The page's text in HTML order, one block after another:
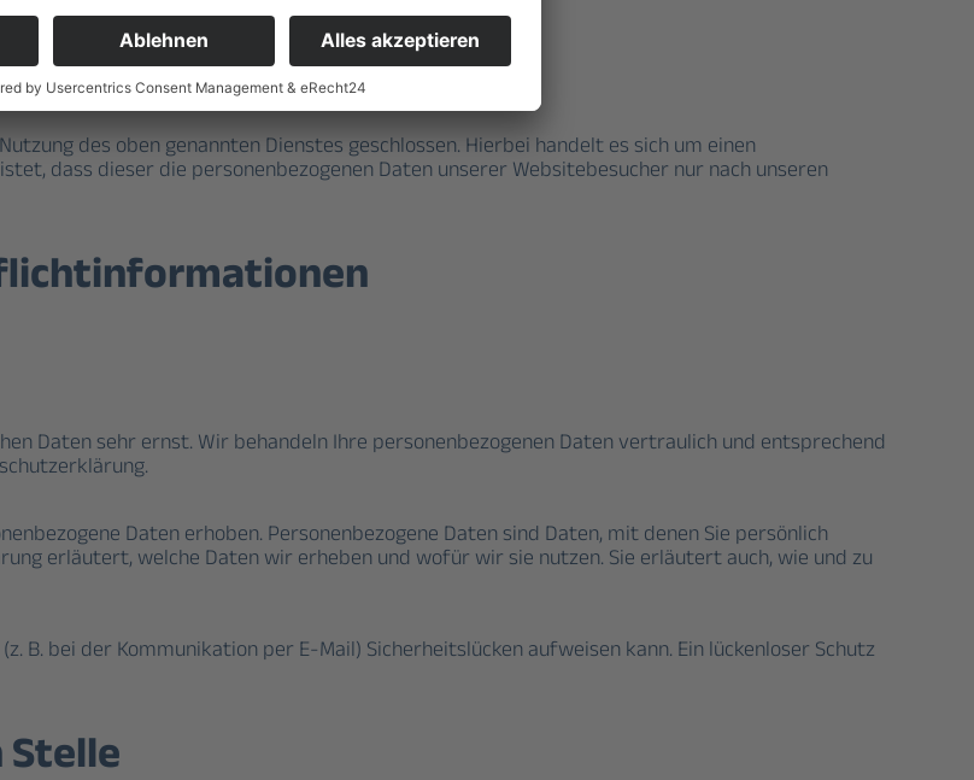
des oben genannten Dienstes geschlossen. Hierbei handelt es sich um einen
dass dieser die personenbezogenen Daten unserer Websitebesucher nur nach unseren
Daten sehr ernst. Wir behandeln Ihre personenbezogenen Daten vertraulich und entsprechend
Daten erhoben. Personenbezogene Daten sind Daten, mit denen Sie persönlich
erläutert, welche Daten wir erheben und wofür wir sie nutzen. Sie erläutert auch, wie und zu
B. bei der Kommunikation per E-Mail) Sicherheitslücken aufweisen kann. Ein lückenloser Schutz